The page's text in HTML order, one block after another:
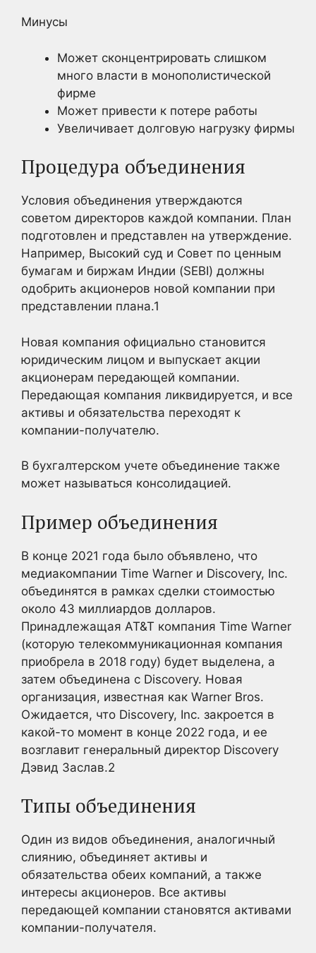
Минусы
Может сконцентрировать слишком
много власти в монополистической
фирме
Может привести к потере работы
Увеличивает долговую нагрузку фирмы
Процедура объединения
Условия объединения утверждаются
советом директоров каждой компании. План
подготовлен и представлен на утверждение.
Например, Высокий суд и Совет по ценным
бумагам и биржам Индии (SEBI) должны
одобрить акционеров новой компании при
представлении плана.1
Новая компания официально становится
юридическим лицом и выпускает акции
акционерам передающей компании.
Передающая компания ликвидируется, и все
активы и обязательства переходят к
компании-получателю.
В бухгалтерском учете объединение также
может называться консолидацией.
Пример объединения
В конце 2021 года было объявлено, что
медиакомпании Time Warner и Discovery, Inc.
объединятся в рамках сделки стоимостью
около 43 миллиардов долларов.
Принадлежащая AT&T компания Time Warner
(которую телекоммуникационная компания
приобрела в 2018 году) будет выделена, а
затем объединена с Discovery. Новая
организация, известная как Warner Bros.
Ожидается, что Discovery, Inc. закроется в
какой-то момент в конце 2022 года, и ее
возглавит генеральный директор Discovery
Дэвид Заслав.2
Типы объединения
Один из видов объединения, аналогичный
слиянию, объединяет активы и
обязательства обеих компаний, а также
интересы акционеров. Все активы
передающей компании становятся активами
компании-получателя.